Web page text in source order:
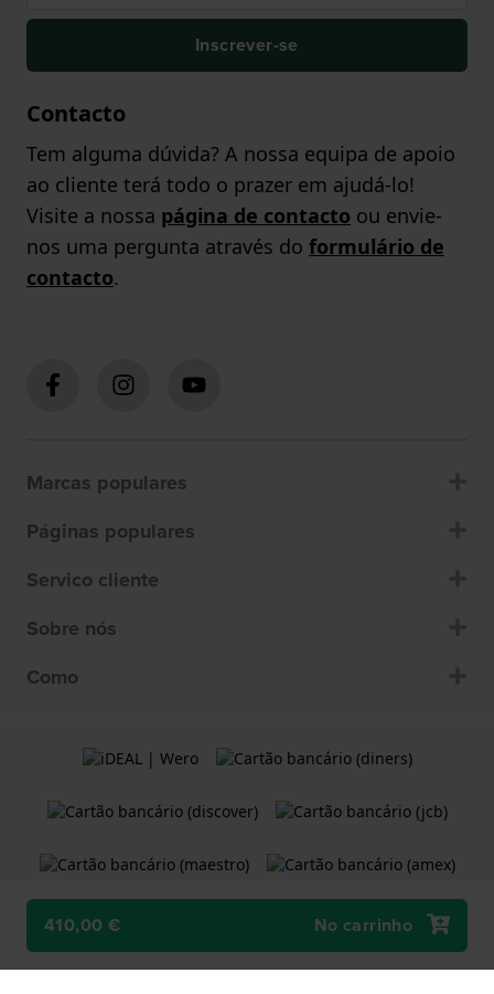
410,00 € No carrinho
Inscrever-se
Contacto
Tem alguma dúvida? A nossa equipa de apoio
ao cliente terá todo o prazer em ajudá-lo!
Visite a nossa página de contacto ou envie-
nos uma pergunta através do formulário de
contacto.
Marcas populares
Páginas populares
Servico cliente
Sobre nós
Como